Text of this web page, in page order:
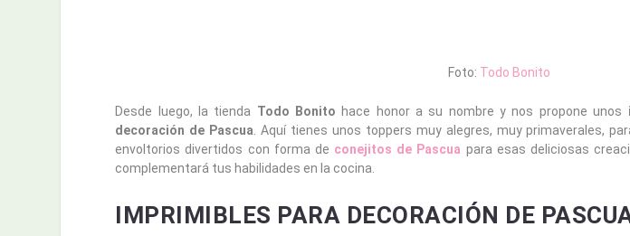
Foto: Todo Bonito
Desde luego, la tienda Todo Bonito hace honor a su nombre y nos propone unos
decoración de Pascua. Aquí tienes unos toppers muy alegres, muy primaverales,
envoltorios divertidos con forma de conejitos de Pascua para esas deliciosas
complementará tus habilidades en la cocina.
IMPRIMIBLES PARA DECORACIÓN DE